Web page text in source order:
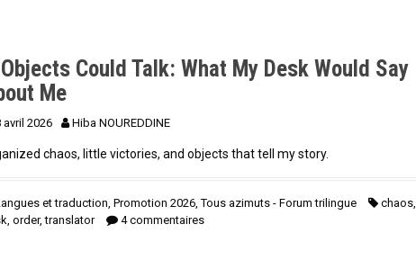
Could Talk: What My Desk Would Say
Me
avril 2026 Hiba NOUREDDINE
chaos, little victories, and objects that tell my story.
et traduction,Promotion 2026,Tous azimuts - Forum trilingue chaos,
,order,translator 4 commentaires